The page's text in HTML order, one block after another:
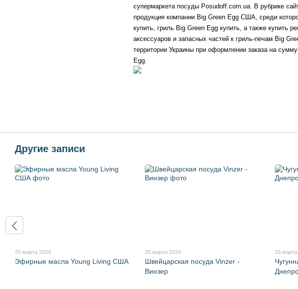
супермаркета посуды Posudoff.com.ua. В рубрике
продукция компании Big Green Egg США, среди
купить, гриль Big Green Egg купить, а также купить
аксессуаров и запасных частей к гриль-печам Big
территории Украины при оформлении заказа на
Egg.
Другие записи
25 марта 2024
Эфирные масла Young Living США
25 марта 2024
Швейцарская посуда Vinzer -
Винзер
25